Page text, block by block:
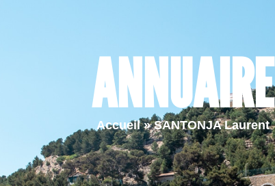
ANNUAIRE
Accueil»SANTONJA Laurent